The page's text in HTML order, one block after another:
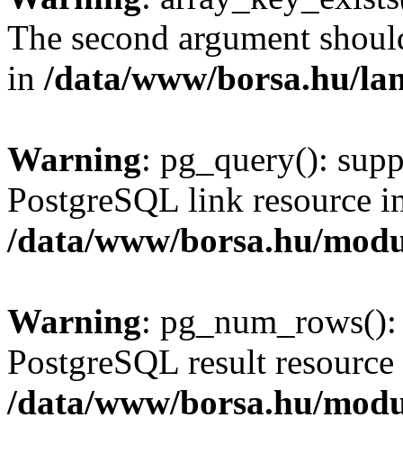
The second argument
in /data/www/borsa.hu/
Warning: pg_query():
PostgreSQL link resource
/data/www/borsa.hu/
Warning:
PostgreSQL result
/data/www/borsa.hu/